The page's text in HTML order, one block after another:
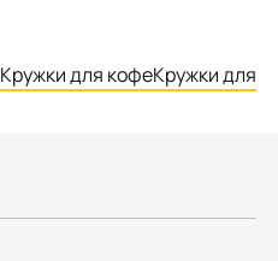
Кружки для кофеКружки для